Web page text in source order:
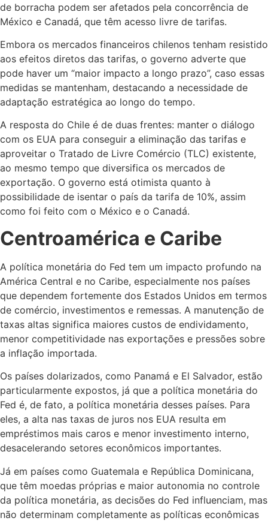
de borracha podem ser afetados pela concorrência de
México e Canadá, que têm acesso livre de tarifas.
Embora os mercados financeiros chilenos tenham resistido
aos efeitos diretos das tarifas, o governo adverte que
pode haver um “maior impacto a longo prazo”, caso essas
medidas se mantenham, destacando a necessidade de
adaptação estratégica ao longo do tempo.
A resposta do Chile é de duas frentes: manter o diálogo
com os EUA para conseguir a eliminação das tarifas e
aproveitar o Tratado de Livre Comércio (TLC) existente,
ao mesmo tempo que diversifica os mercados de
exportação. O governo está otimista quanto à
possibilidade de isentar o país da tarifa de 10%, assim
como foi feito com o México e o Canadá.
Centroamérica e Caribe
A política monetária do Fed tem um impacto profundo na
América Central e no Caribe, especialmente nos países
que dependem fortemente dos Estados Unidos em termos
de comércio, investimentos e remessas. A manutenção de
taxas altas significa maiores custos de endividamento,
menor competitividade nas exportações e pressões sobre
a inflação importada.
Os países dolarizados, como Panamá e El Salvador, estão
particularmente expostos, já que a política monetária do
Fed é, de fato, a política monetária desses países. Para
eles, a alta nas taxas de juros nos EUA resulta em
empréstimos mais caros e menor investimento interno,
desacelerando setores econômicos importantes.
Já em países como Guatemala e República Dominicana,
que têm moedas próprias e maior autonomia no controle
da política monetária, as decisões do Fed influenciam, mas
não determinam completamente as políticas econômicas